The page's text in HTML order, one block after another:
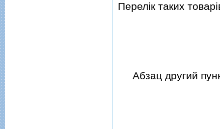
Перелiк таких
Абзац другий